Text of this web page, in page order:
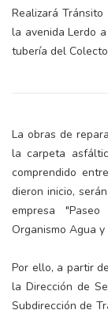
Realizará
la avenida Lerdo
tubería del
La obras de
la carpeta
comprendido
dieron inicio,
empresa
Organismo Agua
Por ello, a partir
la Dirección de
Subdirección de